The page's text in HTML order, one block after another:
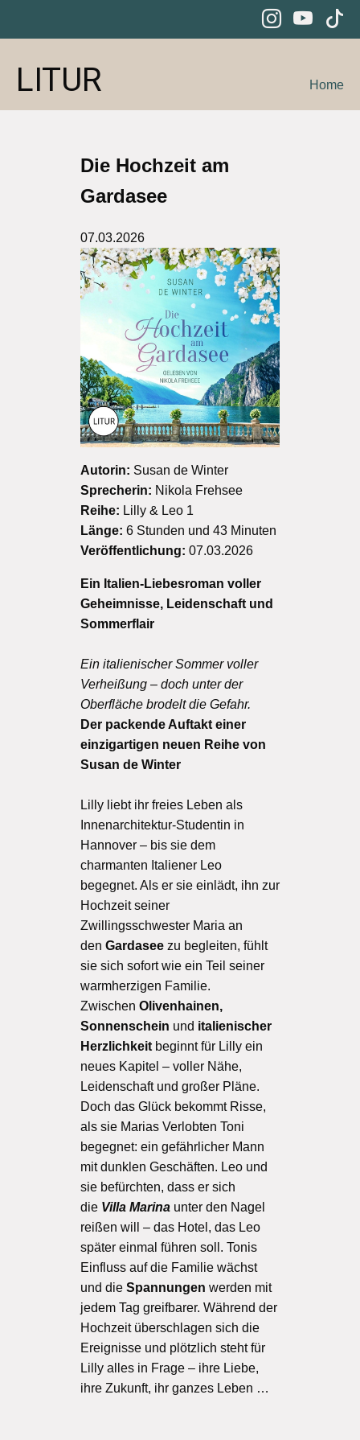
LITUR Home
Die Hochzeit am
Gardasee
07.03.2026
Autorin: Susan de Winter
Sprecherin: Nikola Frehsee
Reihe: Lilly & Leo 1
Länge: 6 Stunden und 43 Minuten
Veröffentlichung: 07.03.2026
Ein Italien-Liebesroman voller
Geheimnisse, Leidenschaft und
Sommerflair
Ein italienischer Sommer voller
Verheißung – doch unter der
Oberfläche brodelt die Gefahr.
Der packende Auftakt einer
einzigartigen neuen Reihe von
Susan de Winter
Lilly liebt ihr freies Leben als
Innenarchitektur-Studentin in
Hannover – bis sie dem
charmanten Italiener Leo
begegnet. Als er sie einlädt, ihn zur
Hochzeit seiner
Zwillingsschwester Maria an
den Gardasee zu begleiten, fühlt
sie sich sofort wie ein Teil seiner
warmherzigen Familie.
Zwischen Olivenhainen,
Sonnenschein und italienischer
Herzlichkeit beginnt für Lilly ein
neues Kapitel – voller Nähe,
Leidenschaft und großer Pläne.
Doch das Glück bekommt Risse,
als sie Marias Verlobten Toni
begegnet: ein gefährlicher Mann
mit dunklen Geschäften. Leo und
sie befürchten, dass er sich
die Villa Marina unter den Nagel
reißen will – das Hotel, das Leo
später einmal führen soll. Tonis
Einfluss auf die Familie wächst
und die Spannungen werden mit
jedem Tag greifbarer. Während der
Hochzeit überschlagen sich die
Ereignisse und plötzlich steht für
Lilly alles in Frage – ihre Liebe,
ihre Zukunft, ihr ganzes Leben …